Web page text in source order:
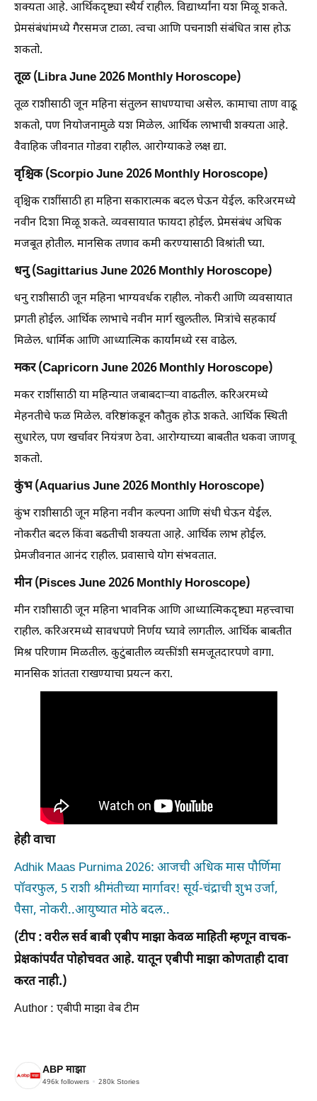
शक्यता आहे. आर्थिकदृष्ट्या स्थैर्य राहील. विद्यार्थ्यांना यश मिळू शकते.
प्रेमसंबंधांमध्ये गैरसमज टाळा. त्वचा आणि पचनाशी संबंधित त्रास होऊ
शकतो.
तूळ (Libra June 2026 Monthly Horoscope)
तूळ राशीसाठी जून महिना संतुलन साधण्याचा असेल. कामाचा ताण वाढू
शकतो, पण नियोजनामुळे यश मिळेल. आर्थिक लाभाची शक्यता आहे.
वैवाहिक जीवनात गोडवा राहील. आरोग्याकडे लक्ष द्या.
वृश्चिक (Scorpio June 2026 Monthly Horoscope)
वृश्चिक राशींसाठी हा महिना सकारात्मक बदल घेऊन येईल. करिअरमध्ये
नवीन दिशा मिळू शकते. व्यवसायात फायदा होईल. प्रेमसंबंध अधिक
मजबूत होतील. मानसिक तणाव कमी करण्यासाठी विश्रांती घ्या.
धनु (Sagittarius June 2026 Monthly Horoscope)
धनु राशीसाठी जून महिना भाग्यवर्धक राहील. नोकरी आणि व्यवसायात
प्रगती होईल. आर्थिक लाभाचे नवीन मार्ग खुलतील. मित्रांचे सहकार्य
मिळेल. धार्मिक आणि आध्यात्मिक कार्यांमध्ये रस वाढेल.
मकर (Capricorn June 2026 Monthly Horoscope)
मकर राशींसाठी या महिन्यात जबाबदाऱ्या वाढतील. करिअरमध्ये
मेहनतीचे फळ मिळेल. वरिष्ठांकडून कौतुक होऊ शकते. आर्थिक स्थिती
सुधारेल, पण खर्चावर नियंत्रण ठेवा. आरोग्याच्या बाबतीत थकवा जाणवू
शकतो.
कुंभ (Aquarius June 2026 Monthly Horoscope)
कुंभ राशीसाठी जून महिना नवीन कल्पना आणि संधी घेऊन येईल.
नोकरीत बदल किंवा बढतीची शक्यता आहे. आर्थिक लाभ होईल.
प्रेमजीवनात आनंद राहील. प्रवासाचे योग संभवतात.
मीन (Pisces June 2026 Monthly Horoscope)
मीन राशीसाठी जून महिना भावनिक आणि आध्यात्मिकदृष्ट्या महत्त्वाचा
राहील. करिअरमध्ये सावधपणे निर्णय घ्यावे लागतील. आर्थिक बाबतीत
मिश्र परिणाम मिळतील. कुटुंबातील व्यक्तींशी समजूतदारपणे वागा.
मानसिक शांतता राखण्याचा प्रयत्न करा.
हेही वाचा
Adhik Maas Purnima 2026: आजची अधिक मास पौर्णिमा
पॉवरफुल, 5 राशी श्रीमंतीच्या मार्गावर! सूर्य-चंद्राची शुभ उर्जा,
पैसा, नोकरी..आयुष्यात मोठे बदल..
(टीप : वरील सर्व बाबी एबीप माझा केवळ माहिती म्हणून वाचक-
प्रेक्षकांपर्यंत पोहोचवत आहे. यातून एबीपी माझा कोणताही दावा
करत नाही.)
Author : एबीपी माझा वेब टीम
ABP माझा
496k followers 280k Stories